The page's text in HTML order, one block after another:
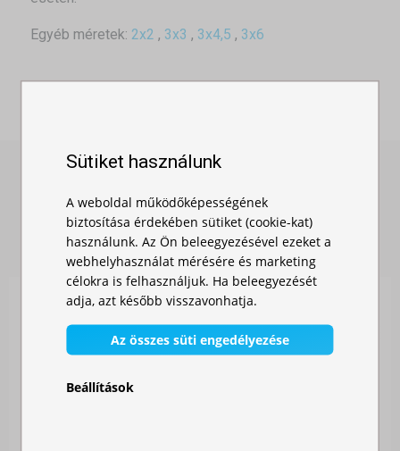
Egyéb méretek: 2x2 , 3x3 , 3x4,5 , 3x6
HASONLÓ TERMÉKEK
Sütiket használunk
A weboldal működőképességének
biztosítása érdekében sütiket (cookie-kat)
használunk. Az Ön beleegyezésével ezeket a
webhelyhasználat mérésére és marketing
célokra is felhasználjuk. Ha beleegyezését
adja, azt később visszavonhatja.
Az összes süti engedélyezése
Beállítások